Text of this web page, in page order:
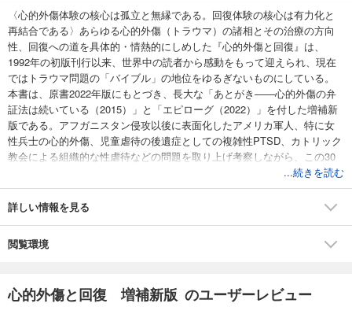
〈心的外傷体験の核心は孤立と無縁である。回復体験の核心は有力化と
再結合である〉あらゆる心的外傷（トラウマ）の諸相とその治療の方向
性、回復への道を具体的・情熱的にしめした『心的外傷と回復』は、
1992年の初版刊行以来、世界中の読者から感動をもって迎えられ、現在
ではトラウマ問題の「バイブル」の地位をゆるぎないものにしている。
本書は、原書2022年版にもとづき、長大な「あとがき――心的外傷の弁
証法は続いている（2015）」と「エピローグ（2022）」を付した増補新
版である。アフガニスタン侵攻以後に表面化したアメリカ軍人、特に女
性兵士の心的外傷、児童虐待の後遺症としての複雑性PTSD、カトリック
教会による組織的な性虐待などの問題を取り上げ考察しながら、この30
年間の心的外傷研究の発展を関与観察的態度で詳細に追い、その展望に
及んでいる。そしてハーマンは、最後に結んでいる。〈結局のところ、
心的外傷を癒すためには身体と脳と心を一つに統合することが必要なの
ながることである。…回復の土台石となるのは、心理療法と社会的支援
...続きを読む
詳しい情報を見る
閲覧環境
心的外傷と回復 増補新版 のユーザーレビュー